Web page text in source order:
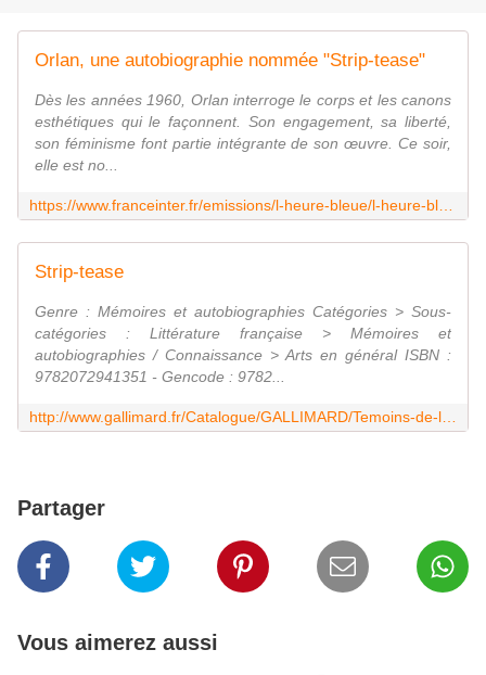
Orlan, une autobiographie nommée "Strip-tease"
Dès les années 1960, Orlan interroge le corps et les canons
esthétiques qui le façonnent. Son engagement, sa liberté,
son féminisme font partie intégrante de son œuvre. Ce soir,
elle est no...
Strip-tease
Genre : Mémoires et autobiographies Catégories > Sous-
catégories : Littérature française > Mémoires et
autobiographies / Connaissance > Arts en général ISBN :
9782072941351 - Gencode : 9782...
Partager
Vous aimerez aussi